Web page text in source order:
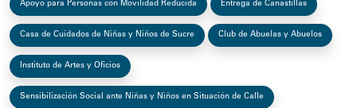
Apoyo para Personas con Movilidad Reducida Entrega de Canastillas
Casa de Cuidados de Niñas y Niños de Sucre Club de Abuelas y Abuelos
Instituto de Artes y Oficios
Sensibilización Social ante Niñas y Niños en Situación de Calle